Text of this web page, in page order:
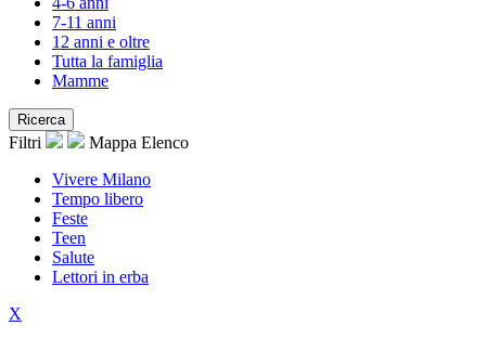
7-11 anni
12 anni e oltre
Tutta la famiglia
Mamme
Ricerca
Filtri Mappa Elenco
Vivere Milano
Tempo libero
Feste
Teen
Salute
Lettori in erba
X